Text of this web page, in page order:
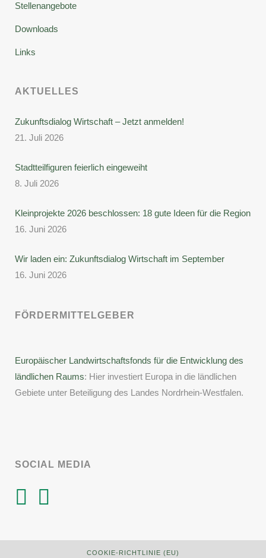
Stellenangebote
Downloads
Links
AKTUELLES
Zukunftsdialog Wirtschaft – Jetzt anmelden!
21. Juli 2026
Stadtteilfiguren feierlich eingeweiht
8. Juli 2026
Kleinprojekte 2026 beschlossen: 18 gute Ideen für die Region
16. Juni 2026
Wir laden ein: Zukunftsdialog Wirtschaft im September
16. Juni 2026
FÖRDERMITTELGEBER
Europäischer Landwirtschaftsfonds für die Entwicklung des
ländlichen Raums: Hier investiert Europa in die ländlichen
Gebiete unter Beteiligung des Landes Nordrhein-Westfalen.
SOCIAL MEDIA
COOKIE-RICHTLINIE (EU)